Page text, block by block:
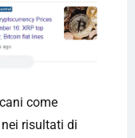
come
risultati di